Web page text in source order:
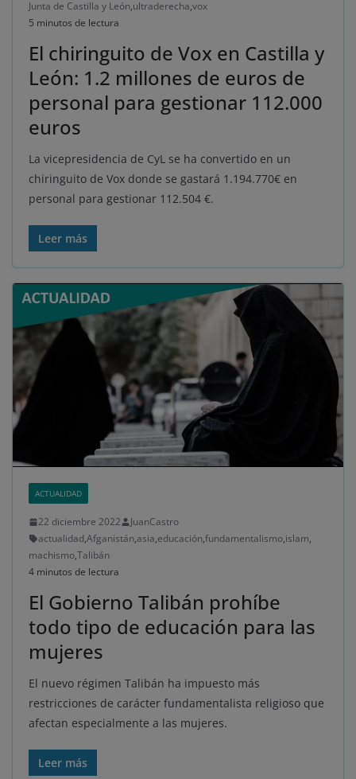
Junta de Castilla y León,ultraderecha,vox
5 minutos de lectura
El chiringuito de Vox en Castilla y
León: 1.2 millones de euros de
personal para gestionar 112.000
euros
La vicepresidencia de CyL se ha convertido en un
chiringuito de Vox donde se gastará 1.194.770€ en
personal para gestionar 112.504 €.
Leer más
ACTUALIDAD
22 diciembre 2022
JuanCastro
actualidad,Afganistán,asia,educación,fundamentalismo,islam,
machismo,Talibán
4 minutos de lectura
El Gobierno Talibán prohíbe
todo tipo de educación para las
mujeres
El nuevo régimen Talibán ha impuesto más
restricciones de carácter fundamentalista religioso que
afectan especialmente a las mujeres.
Leer más